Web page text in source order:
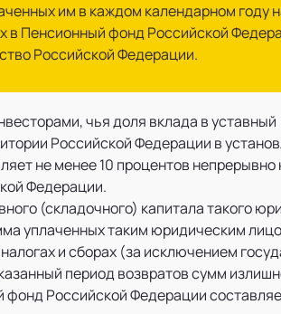
им в каждом календарном
в Пенсионный фонд Российской
Российской Федерации.
чья доля вклада в
Российской Федерации в
не менее 10 процентов
Федерации.
(складочного) капитала такого
уплаченных таким юридическим
и сборах (за исключением
период возвратов сумм
фонд Российской Федерации